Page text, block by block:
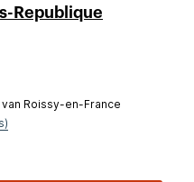
Republique
van Roissy-en-France